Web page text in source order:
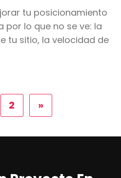
tu posicionamiento
por lo que no se ve: la
tu sitio, la velocidad de
2 »